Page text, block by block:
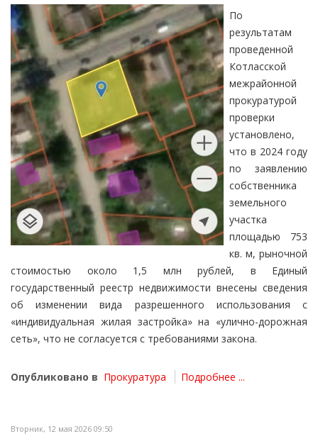
По
результатам
проведенной
Котласской
межрайонной
прокуратурой
проверки
установлено,
что в 2024 году
по заявлению
собственника
земельного
участка
площадью 753
кв. м, рыночной
стоимостью около 1,5 млн рублей, в Единый
государственный реестр недвижимости внесены сведения
об изменении вида разрешенного использования с
«индивидуальная жилая застройка» на «улично-дорожная
сеть», что не согласуется с требованиями закона.
Опубликовано в Прокуратура Подробнее ...
Вторник, 12 мая 2026 09:50